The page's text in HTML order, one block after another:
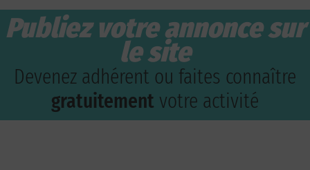
Publiez votre annonce sur
le site
Devenez adhérent ou faites connaître
gratuitement votre activité